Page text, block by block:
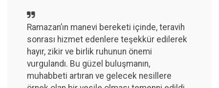
Ramazan’ın manevi bereketi içinde, teravih
sonrası hizmet edenlere teşekkür edilerek
hayır, zikir ve birlik ruhunun önemi
vurgulandı. Bu güzel buluşmanın,
muhabbeti artıran ve gelecek nesillere